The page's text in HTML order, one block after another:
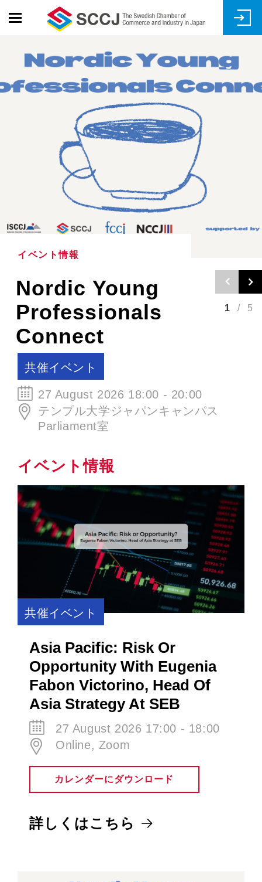
イベント情報
Nordic Young
Professionals
Connect
1 / 5
共催イベント
27 August 2026 18:00 - 20:00
テンプル大学ジャパンキャンパス
Parliament室
イベント情報
共催イベント
Asia Pacific: Risk Or
Opportunity With Eugenia
Fabon Victorino​, Head Of
Asia Strategy At SEB
27 August 2026 17:00 - 18:00
Online, Zoom
カレンダーにダウンロード
詳しくはこちら